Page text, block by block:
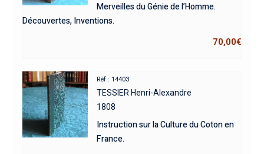
Merveilles du Génie de l’Homme.
Découvertes, Inventions.
70,00€
Réf : 14403
TESSIER Henri-Alexandre
1808
Instruction sur la Culture du Coton en
France.